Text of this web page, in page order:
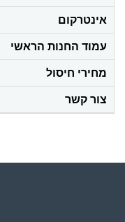
אינטרקום
עמוד החנות הראשי
מחירי חיסול
צור קשר